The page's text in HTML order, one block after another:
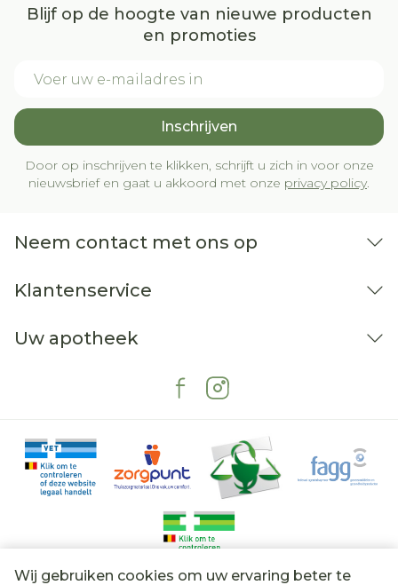
Wij gebruiken cookies om uw ervaring beter te
Immuunreactiveringssyndroom
Blijf op de hoogte van nieuwe producten
en promoties
Inschrijven
Door op inschrijven te klikken, schrijft u zich in voor onze
nieuwsbrief en gaat u akkoord met onze privacy policy.
Neem contact met ons op
Klantenservice
Uw apotheek